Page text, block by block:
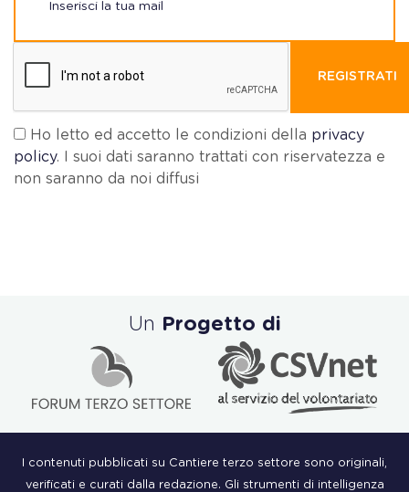
REGISTRATI
Ho letto ed accetto le condizioni della privacy
policy. I suoi dati saranno trattati con riservatezza e
non saranno da noi diffusi
Un Progetto di
I contenuti pubblicati su Cantiere terzo settore sono originali,
verificati e curati dalla redazione. Gli strumenti di intelligenza